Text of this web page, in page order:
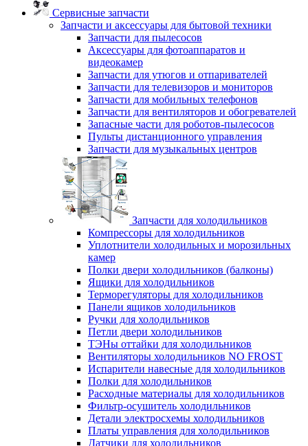
Сервисные запчасти
Запчасти и аксессуары для бытовой техники
Запчасти для пылесосов
Аксессуары для фотоаппаратов и
видеокамер
Запчасти для утюгов и отпаривателей
Запчасти для телевизоров и мониторов
Запчасти для мобильных телефонов
Запчасти для вентиляторов и обогревателей
Запасные части для роботов-пылесосов
Пульты дистанционного управления
Запчасти для музыкальных центров
Запчасти для холодильников
Компрессоры для холодильников
Уплотнители холодильных и морозильных
камер
Полки двери холодильников (балконы)
Ящики для холодильников
Терморегуляторы для холодильников
Панели ящиков холодильников
Ручки для холодильников
Петли двери холодильников
ТЭНы оттайки для холодильников
Вентиляторы холодильников NO FROST
Испарители навесные для холодильников
Полки для холодильников
Расходные материалы для холодильников
Фильтр-осушитель холодильников
Детали электросхемы холодильников
Платы управления для холодильников
Датчики для холодильников